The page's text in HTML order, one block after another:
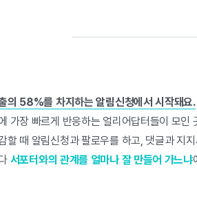
의 58%를 차지하는 알림신청에서 시작돼요.
가장 빠르게 반응하는 얼리어답터들이 모
할 때 알림신청과 팔로우를 하고, 댓글과 지
서포터와의 관계를 얼마나 잘 만들어 가느냐